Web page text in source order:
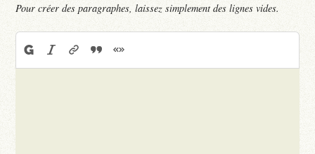
Pour créer des paragraphes, laissez simplement des lignes vides.